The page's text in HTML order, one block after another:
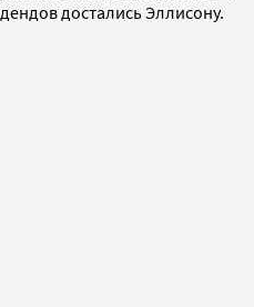
достались Эллисону.